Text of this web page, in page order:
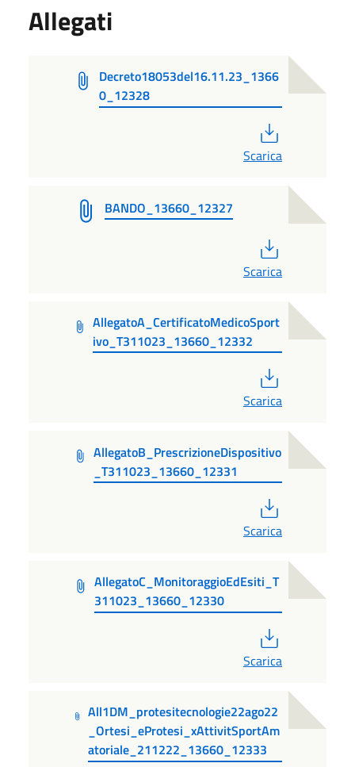
Allegati
Decreto18053del16.11.23_1366
0_12328
Scarica
BANDO_13660_12327
Scarica
AllegatoA_CertificatoMedicoSport
ivo_T311023_13660_12332
Scarica
AllegatoB_PrescrizioneDispositivo
_T311023_13660_12331
Scarica
AllegatoC_MonitoraggioEdEsiti_T
311023_13660_12330
Scarica
All1DM_protesitecnologie22ago22
_Ortesi_eProtesi_xAttivitSportAm
atoriale_211222_13660_12333